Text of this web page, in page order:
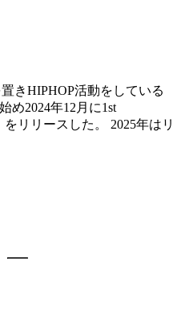
きHIPHOP活動をしている
め2024年12月に1st
をリリースした。 2025年はリ